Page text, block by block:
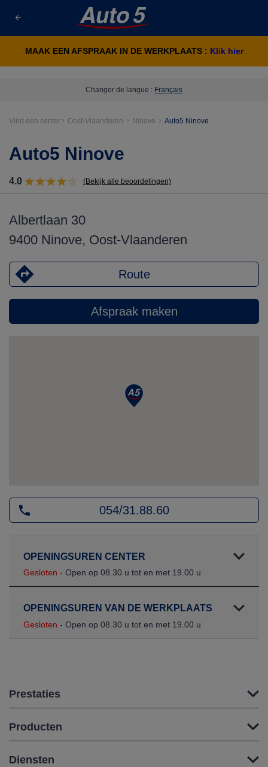
MAAK EEN AFSPRAAK IN DE WERKPLAATS : Klik hier
Vind een center Oost-Vlaanderen Ninove Auto5 Ninove
Changer de langue : Français
Auto5 Ninove
4.0 (Bekijk alle beoordelingen)
Albertlaan 30
9400 Ninove, Oost-Vlaanderen
Route
Afspraak maken
054/31.88.60
OPENINGSUREN CENTER
Gesloten - Open op 08.30 u tot en met 19.00 u
OPENINGSUREN VAN DE WERKPLAATS
Gesloten - Open op 08.30 u tot en met 19.00 u
Prestaties
Producten
Diensten